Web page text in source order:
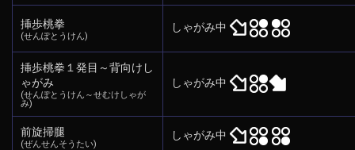
挿歩桃拳
(せんぽとうけん)
しゃがみ中
挿歩桃拳１発目～背向けし
ゃがみ
(せんぽとうけん～せむけしゃが
み)
しゃがみ中
前旋掃腿
(ぜんせんそうたい)
しゃがみ中